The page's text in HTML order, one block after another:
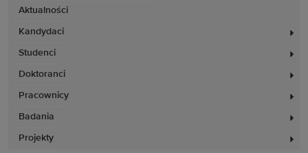
Aktualności
Kandydaci
Studenci
Doktoranci
Pracownicy
Badania
Projekty